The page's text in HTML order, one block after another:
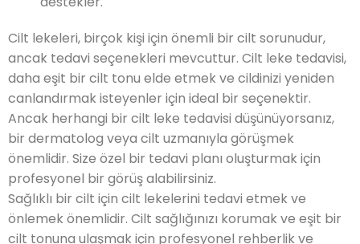
Cilt lekeleri, birçok kişi için önemli bir cilt sorunudur,
ancak tedavi seçenekleri mevcuttur. Cilt leke tedavisi,
daha eşit bir cilt tonu elde etmek ve cildinizi yeniden
canlandırmak isteyenler için ideal bir seçenektir.
Ancak herhangi bir cilt leke tedavisi düşünüyorsanız,
bir dermatolog veya cilt uzmanıyla görüşmek
önemlidir. Size özel bir tedavi planı oluşturmak için
profesyonel bir görüş alabilirsiniz.
Sağlıklı bir cilt için cilt lekelerini tedavi etmek ve
önlemek önemlidir. Cilt sağlığınızı korumak ve eşit bir
cilt tonuna ulaşmak için profesyonel rehberlik ve